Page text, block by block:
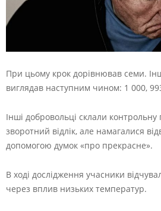
При цьому крок дорівнював семи.
виглядав наступним чином: 1 000,
Інші добровольці склали
зворотний відлік, але намагалися
допомогою думок «про прекрасне».
В ході дослідження учасники
через вплив низьких температур.